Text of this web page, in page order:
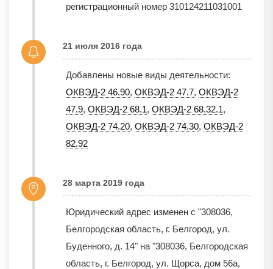
регистрационный номер 310124211031001
21 июля 2016 года
Добавлены новые виды деятельности:
ОКВЭД-2 46.90, ОКВЭД-2 47.7, ОКВЭД-2
47.9, ОКВЭД-2 68.1, ОКВЭД-2 68.32.1,
ОКВЭД-2 74.20, ОКВЭД-2 74.30, ОКВЭД-2
82.92
28 марта 2019 года
Юридический адрес изменен с "308036,
Белгородская область, г. Белгород, ул.
Буденного, д. 14" на "308036, Белгородская
область, г. Белгород, ул. Щорса, дом 56а,